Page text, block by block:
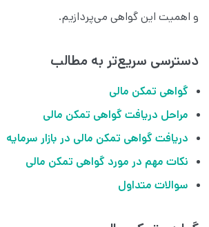
و اهمیت این گواهی می‌پردازیم.
دسترسی سریع‌تر به مطالب
گواهی تمکن مالی
مراحل دریافت گواهی تمکن مالی
دریافت گواهی تمکن مالی در بازار سرمایه
نکات مهم در مورد گواهی تمکن مالی
سوالات متداول